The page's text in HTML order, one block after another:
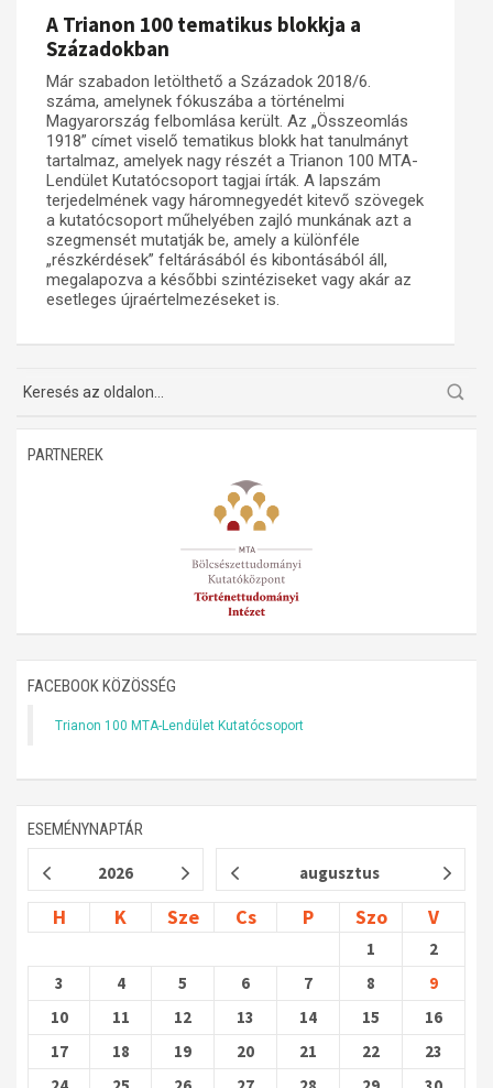
A Trianon 100 tematikus blokkja a
Századokban
Már szabadon letölthető a Századok 2018/6.
száma, amelynek fókuszába a történelmi
Magyarország felbomlása került. Az „Összeomlás
1918” címet viselő tematikus blokk hat tanulmányt
tartalmaz, amelyek nagy részét a Trianon 100 MTA-
Lendület Kutatócsoport tagjai írták. A lapszám
terjedelmének vagy háromnegyedét kitevő szövegek
a kutatócsoport műhelyében zajló munkának azt a
szegmensét mutatják be, amely a különféle
„részkérdések” feltárásából és kibontásából áll,
megalapozva a későbbi szintéziseket vagy akár az
esetleges újraértelmezéseket is.
PARTNEREK
FACEBOOK KÖZÖSSÉG
Trianon 100 MTA-Lendület Kutatócsoport
ESEMÉNYNAPTÁR
2026 augusztus
H K Sze Cs P Szo V
1
2
3
4 5 6 7 8
9
10
11 12 13 14 15
16
17
18 19 20 21 22
23